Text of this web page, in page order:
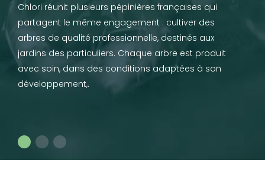
Chlori réunit plusieurs pépinières françaises qui
partagent le même engagement : cultiver des
arbres de qualité professionnelle, destinés aux
jardins des particuliers. Chaque arbre est produit
avec soin, dans des conditions adaptées à son
développement,.